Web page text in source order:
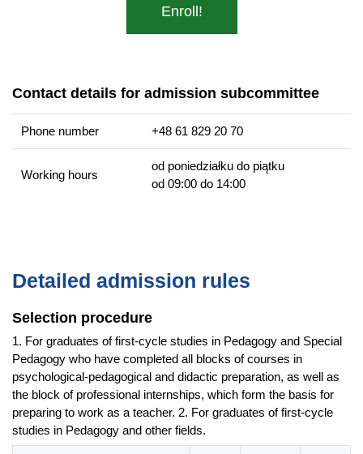
Graduate competencies
zdrowotnej.
Zna formy i metody pracy z dziećmi i młodzieżą, osobami
dorosłymi zarówno w obszarze rozwijania zasobów, oraz
kompetencji osobistych, jak również w zakresie pojawienia
się trudności, problemów, zaburzeń w funkcjonowaniu
Jest przygotowany do organizowania, prowadzenia oraz
edukacyjnych.
Prowadzi profilaktykę wychowawczą.
Współpracuje z rodzicami i nauczycielami wychowanków.
Career prospects
Absolwenci specjalności socjoterapia i promocja zdrowia
Enroll!
Contact details for admission subcommittee
Phone number +48 61 829 20 70
Working hours
od poniedziałku do piątku
od 09:00 do 14:00
Detailed admission rules
Selection procedure
1. For graduates of first-cycle studies in Pedagogy and Special
Pedagogy who have completed all blocks of courses in
psychological-pedagogical and didactic preparation, as well as
the block of professional internships, which form the basis for
preparing to work as a teacher. 2. For graduates of first-cycle
studies in Pedagogy and other fields.